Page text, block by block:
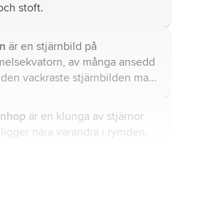
stoft.
är en stjärnbild på
av många ansedd
vackraste stjärnbilden man
är en klunga av stjärnor
nära varandra i rymden.